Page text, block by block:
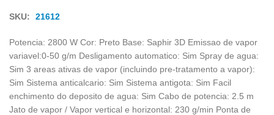
SKU: 21612
Potencia: 2800 W Cor: Preto Base: Saphir 3D Emissao de vapor
variavel:0-50 g/m Desligamento automatico: Sim Spray de agua:
Sim 3 areas ativas de vapor (incluindo pre-tratamento a vapor):
Sim Sistema anticalcario: Sim Sistema antigota: Sim Facil
enchimento do deposito de agua: Sim Cabo de potencia: 2.5 m
Jato de vapor / Vapor vertical e horizontal: 230 g/min Ponta de